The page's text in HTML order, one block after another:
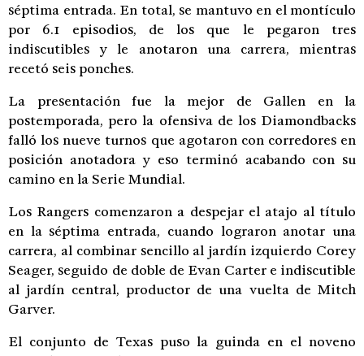
séptima entrada. En total, se mantuvo en el montículo
por 6.1 episodios, de los que le pegaron tres
indiscutibles y le anotaron una carrera, mientras
recetó seis ponches.
La presentación fue la mejor de Gallen en la
postemporada, pero la ofensiva de los Diamondbacks
falló los nueve turnos que agotaron con corredores en
posición anotadora y eso terminó acabando con su
camino en la Serie Mundial.
Los Rangers comenzaron a despejar el atajo al título
en la séptima entrada, cuando lograron anotar una
carrera, al combinar sencillo al jardín izquierdo Corey
Seager, seguido de doble de Evan Carter e indiscutible
al jardín central, productor de una vuelta de Mitch
Garver.
El conjunto de Texas puso la guinda en el noveno